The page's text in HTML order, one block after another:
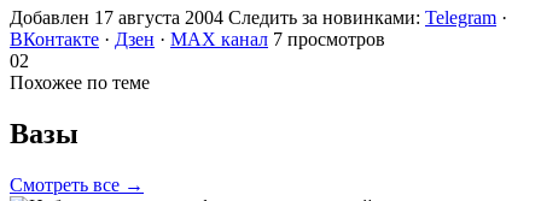
Добавлен 17 августа 2004 Следить за новинками: Telegram ·
ВКонтакте · Дзен · MAX канал 7 просмотров
02
Похожее по теме
Вазы
Смотреть все →